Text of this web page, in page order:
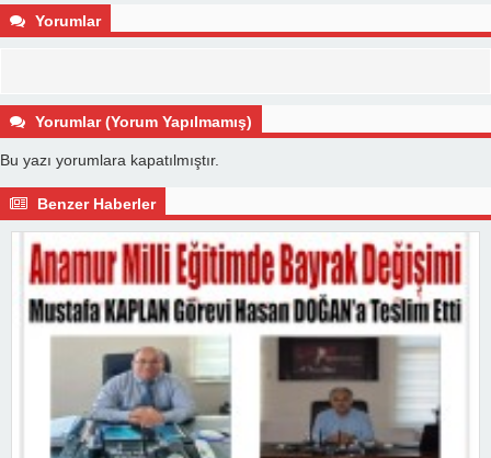
Yorumlar
Yorumlar (Yorum Yapılmamış)
Bu yazı yorumlara kapatılmıştır.
Benzer Haberler